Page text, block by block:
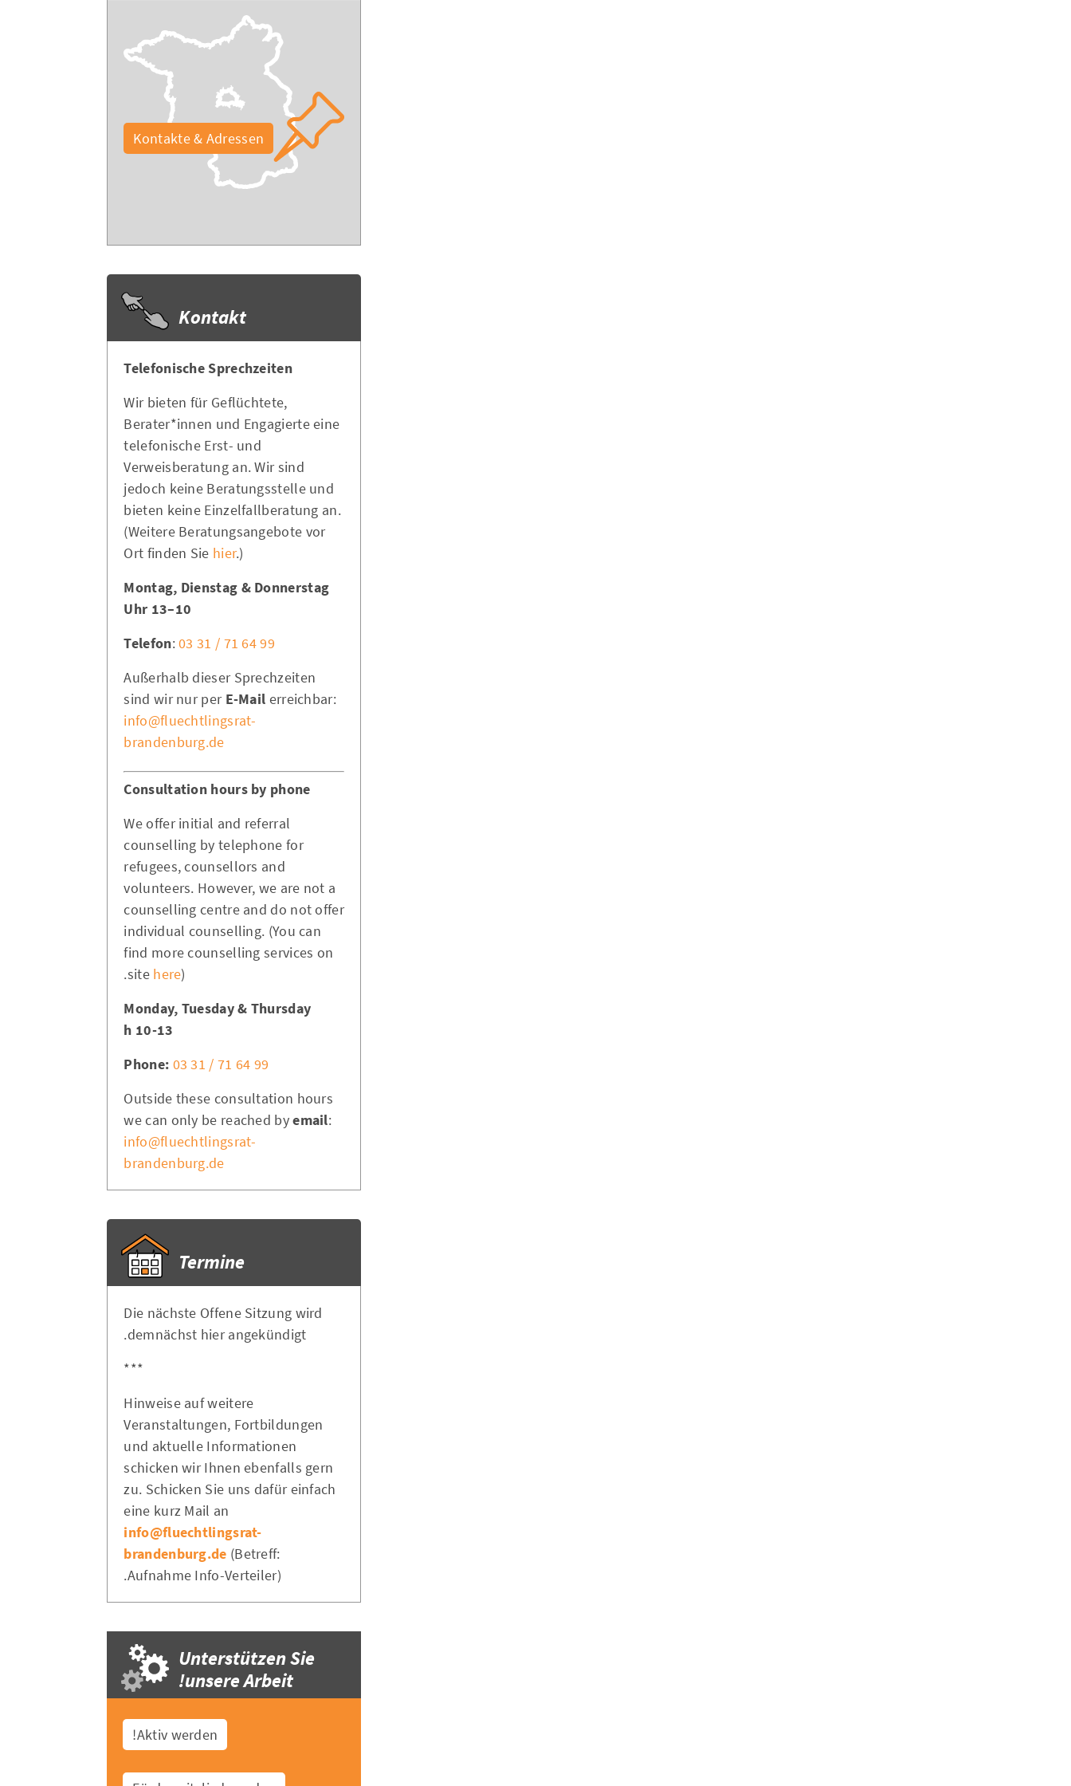
Kontakte & Adressen
Kontakt
Telefonische Sprechzeiten
Wir bieten für Geflüchtete,
Berater*innen und Engagierte eine
telefonische Erst- und
Verweisberatung an. Wir sind
jedoch keine Beratungsstelle und
bieten keine Einzelfallberatung an.
(Weitere Beratungsangebote vor
Ort finden Sie hier.)
Montag, Dienstag & Donnerstag
10–13 Uhr
Telefon:03 31 / 71 64 99
Außerhalb dieser Sprechzeiten
sind wir nur per E-Mail erreichbar:
info@fluechtlingsrat-
brandenburg.de
Consultation hours by phone
We offer initial and referral
counselling by telephone for
refugees, counsellors and
volunteers. However, we are not a
counselling centre and do not offer
individual counselling. (You can
find more counselling services on
site here).
Monday, Tuesday & Thursday
10-13 h
Phone: 03 31 / 71 64 99
Outside these consultation hours
we can only be reached byemail:
info@fluechtlingsrat-
brandenburg.de
Termine
Die nächste Offene Sitzung wird
demnächst hier angekündigt.
***
Hinweise auf weitere
Veranstaltungen, Fortbildungen
und aktuelle Informationen
schicken wir Ihnen ebenfalls gern
zu. Schicken Sie uns dafür einfach
eine kurz Mail an
info@fluechtlingsrat-
brandenburg.de (Betreff:
Aufnahme Info-Verteiler).
Unterstützen Sie
unsere Arbeit!
Aktiv werden!